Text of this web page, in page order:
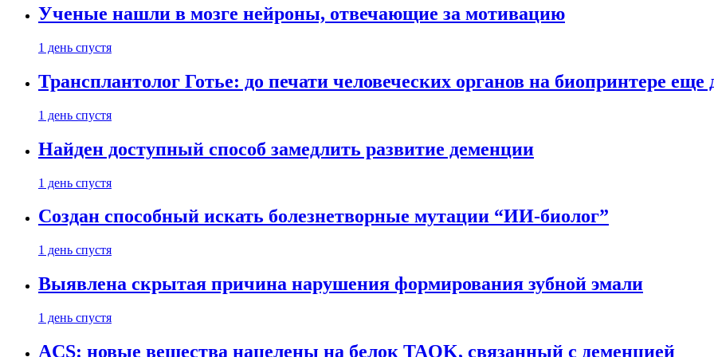
Ученые нашли в мозге нейроны, отвечающие за мотивацию
1 день спустя
Трансплантолог Готье: до печати человеческих органов на биопринтере еще
1 день спустя
Найден доступный способ замедлить развитие деменции
1 день спустя
Создан способный искать болезнетворные мутации “ИИ-биолог”
1 день спустя
Выявлена скрытая причина нарушения формирования зубной эмали
1 день спустя
ACS: новые вещества нацелены на белок TAOK, связанный с деменцией